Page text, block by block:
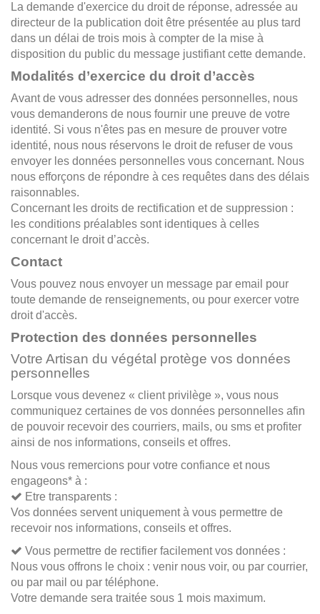
La demande d'exercice du droit de réponse, adressée au
directeur de la publication doit être présentée au plus tard
dans un délai de trois mois à compter de la mise à
disposition du public du message justifiant cette demande.
Modalités d’exercice du droit d’accès
Avant de vous adresser des données personnelles, nous
vous demanderons de nous fournir une preuve de votre
identité. Si vous n'êtes pas en mesure de prouver votre
identité, nous nous réservons le droit de refuser de vous
envoyer les données personnelles vous concernant. Nous
nous efforçons de répondre à ces requêtes dans des délais
raisonnables.
Concernant les droits de rectification et de suppression :
les conditions préalables sont identiques à celles
concernant le droit d’accès.
Contact
Vous pouvez nous envoyer un message par email pour
toute demande de renseignements, ou pour exercer votre
droit d'accès.
Protection des données personnelles
Votre Artisan du végétal protège vos données
personnelles
Lorsque vous devenez « client privilège », vous nous
communiquez certaines de vos données personnelles afin
de pouvoir recevoir des courriers, mails, ou sms et profiter
ainsi de nos informations, conseils et offres.
Nous vous remercions pour votre confiance et nous
engageons* à :
Etre transparents :
Vos données servent uniquement à vous permettre de
recevoir nos informations, conseils et offres.
Vous permettre de rectifier facilement vos données :
Nous vous offrons le choix : venir nous voir, ou par courrier,
ou par mail ou par téléphone.
Votre demande sera traitée sous 1 mois maximum.